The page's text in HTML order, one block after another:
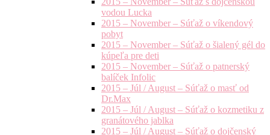
vodou Lucka
2015 – November – Súťaž o víkendový
pobyt
2015 – November – Súťaž o šialený gél do
kúpeľa pre deti
2015 – November – Súťaž o patnerský
balíček Infolic
2015 – Júl / August – Súťaž o masť od
Dr.Max
2015 – Júl / August – Súťaž o kozmetiku z
granátového jablka
2015 – Júl / August – Súťaž o dojčenský